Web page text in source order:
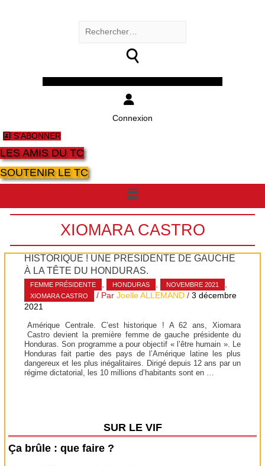
Rechercher :
Connexion
S'ABONNER
LES AMIS DU TC
SOUTENIR LE TC
Menu
XIOMARA CASTRO
HISTORIQUE ! UNE PRÉSIDENTE DE GAUCHE
À LA TÊTE DU HONDURAS.
FEMME PRÉSIDENTE , HONDURAS , NOVEMBRE 2021 ,
XIOMARA CASTRO / ParJoelle ALLEMAND /3 décembre
2021
Amérique Centrale. C’est historique ! A 62 ans, Xiomara
Castro devient la première femme de gauche présidente du
Honduras. Son programme a pour objectif « l’être humain ». Le
Honduras fait partie des pays de l’Amérique latine les plus
dangereux et les plus inégalitaires. Dirigé depuis 12 ans par un
régime dictatorial, les 10 millions d’habitants sont en …
SUR LE VIF
Ça brûle : que faire ?